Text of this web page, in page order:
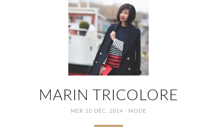
MARIN TRICOLORE
MER 10 DÉC, 2014 · MODE